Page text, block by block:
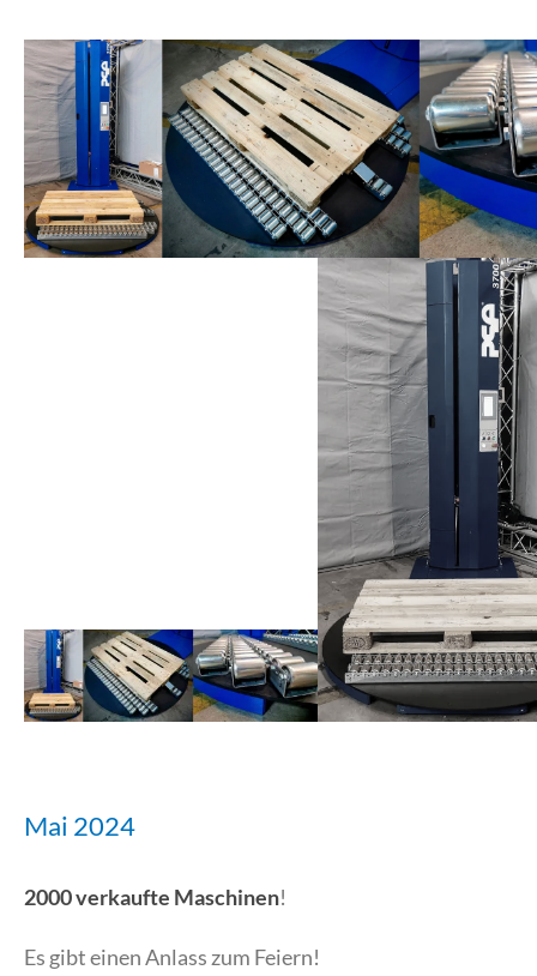
Mai 2024
2000 verkaufte Maschinen!
Es gibt einen Anlass zum Feiern!